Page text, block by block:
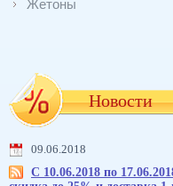
Жетоны
Новости
09.06.2018
С 10.06.2018 по